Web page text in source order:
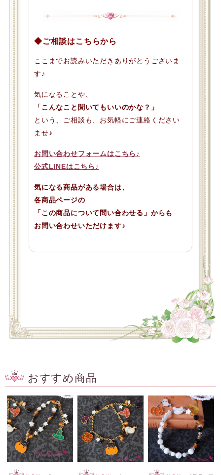
◆ご相談はこちらから
ここまでお読みいただきありがとうございま
す♪
気になることや、
「こんなこと聞いてもいいのかな？」
という、ご相談も、お気軽にご連絡ください
ませ♪
お問い合わせフォームはこちら♪
公式LINEはこちら♪
気になる商品がある場合は、
各商品ページの
「この商品について問い合わせる」からも
お問い合わせいただけます♪
おすすめ商品